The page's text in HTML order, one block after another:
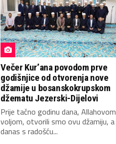
Večer Kur’ana povodom prve
godišnjice od otvorenja nove
džamije u bosanskokrupskom
džematu Jezerski-Dijelovi
Prije tačno godinu dana, Allahovom
voljom, otvorili smo ovu džamiju, a
danas s radošću...